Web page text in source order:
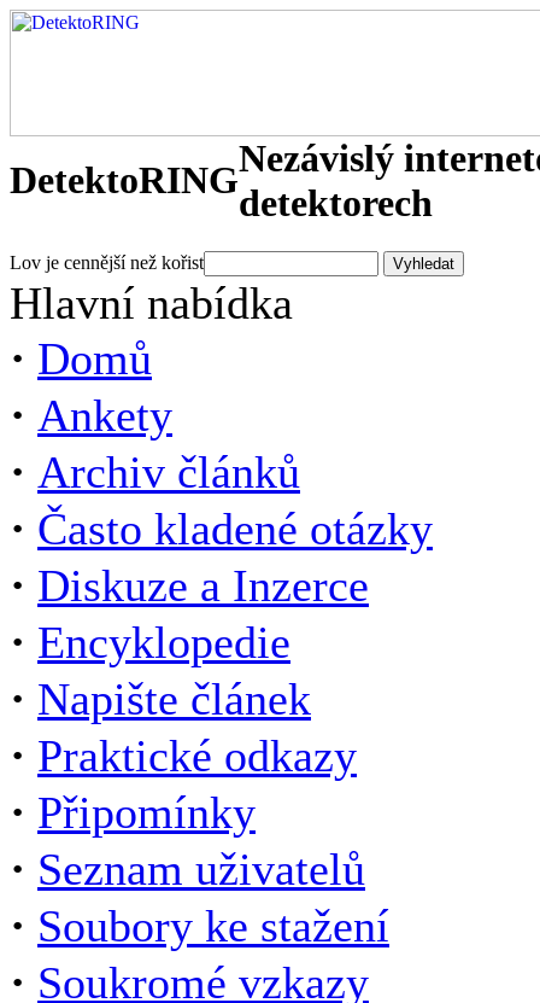
DetektoRINGNezávislý
detektorech
Lov je cennější než kořist
Hlavní nabídka
· Domů
· Ankety
· Archiv článků
· Často kladené otázky
· Diskuze a Inzerce
· Encyklopedie
· Napište článek
· Praktické odkazy
· Připomínky
· Seznam uživatelů
· Soubory ke stažení
· Soukromé vzkazy